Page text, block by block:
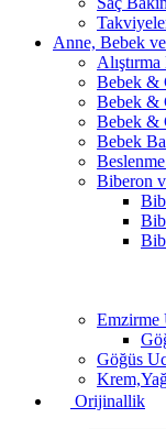
Anne, Bebek
Alıştırma
Bebek &
Bebek &
Bebek &
Bebek
Biberon
Emzirme
Göğüs
Orijinallik